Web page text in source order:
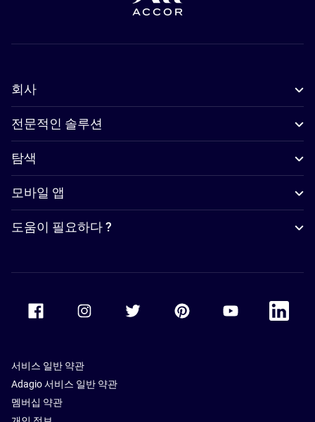
회사
전문적인 솔루션
탐색
모바일 앱
도움이 필요하다 ?
Accor Facebook Accor TwitterAccor PinterestAccor Youtube
Accor
서비스 일반 약관
Adagio 서비스 일반 약관
멤버십 약관